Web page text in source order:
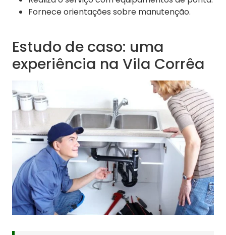
Fornece orientações sobre manutenção.
Estudo de caso: uma
experiência na Vila Corrêa